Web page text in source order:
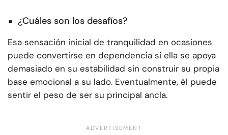
¿Cuáles son los desafíos?
Esa sensación inicial de tranquilidad en ocasiones
puede convertirse en dependencia si ella se apoya
demasiado en su estabilidad sin construir su propia
base emocional a su lado. Eventualmente, él puede
sentir el peso de ser su principal ancla.